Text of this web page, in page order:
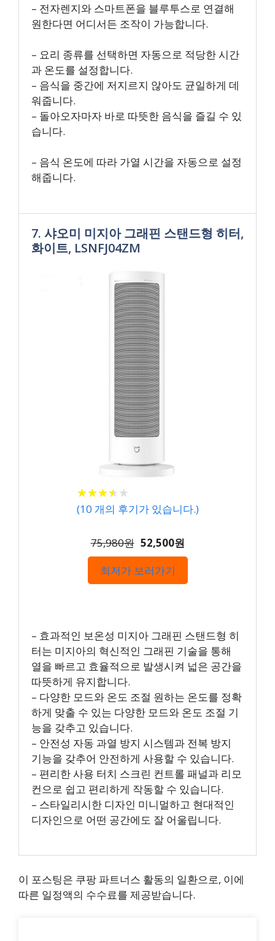
– 전자렌지와 스마트폰을 블루투스로 연결해
원한다면 어디서든 조작이 가능합니다.
– 요리 종류를 선택하면 자동으로 적당한 시간
과 온도를 설정합니다.
– 음식을 중간에 저지르지 않아도 균일하게 데
워줍니다.
– 돌아오자마자 바로 따뜻한 음식을 즐길 수 있
습니다.
– 음식 온도에 따라 가열 시간을 자동으로 설정
해줍니다.
7. 샤오미 미지아 그래핀 스탠드형 히터,
화이트, LSNFJ04ZM
★★★★ ★
★★★★ ★
(10 개의 후기가 있습니다.)
75,980원 52,500원
최저가 보러가기
– 효과적인 보온성 미지아 그래핀 스탠드형 히
터는 미지아의 혁신적인 그래핀 기술을 통해
열을 빠르고 효율적으로 발생시켜 넓은 공간을
따뜻하게 유지합니다.
– 다양한 모드와 온도 조절 원하는 온도를 정확
하게 맞출 수 있는 다양한 모드와 온도 조절 기
능을 갖추고 있습니다.
– 안전성 자동 과열 방지 시스템과 전복 방지
기능을 갖추어 안전하게 사용할 수 있습니다.
– 편리한 사용 터치 스크린 컨트롤 패널과 리모
컨으로 쉽고 편리하게 작동할 수 있습니다.
– 스타일리시한 디자인 미니멀하고 현대적인
디자인으로 어떤 공간에도 잘 어울립니다.
이 포스팅은 쿠팡 파트너스 활동의 일환으로, 이에
따른 일정액의 수수료를 제공받습니다.